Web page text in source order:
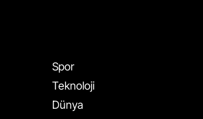
Spor
Teknoloji
Dünya